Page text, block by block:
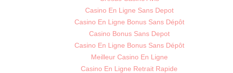
Casino En Ligne Sans Depot
Casino En Ligne Bonus Sans Dépôt
Casino Bonus Sans Depot
Casino En Ligne Bonus Sans Dépôt
Meilleur Casino En Ligne
Casino En Ligne Retrait Rapide